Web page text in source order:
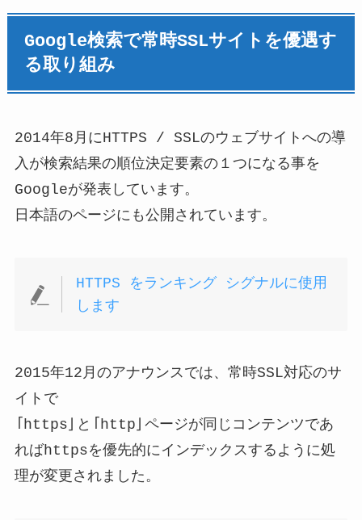
Google検索で常時SSLサイトを優遇す
る取り組み
2014年8月にHTTPS / SSLのウェブサイトへの導
入が検索結果の順位決定要素の１つになる事を
Googleが発表しています。
日本語のページにも公開されています。
HTTPS をランキング シグナルに使用
します
2015年12月のアナウンスでは、常時SSL対応のサ
イトで
「https」と「http」ページが同じコンテンツであ
ればhttpsを優先的にインデックスするように処
理が変更されました。